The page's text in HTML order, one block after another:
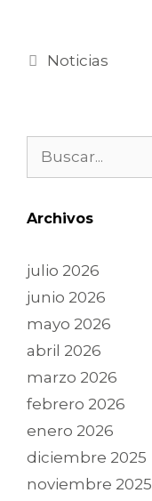
Noticias
Archivos
julio 2026
junio 2026
mayo 2026
abril 2026
marzo 2026
febrero 2026
enero 2026
diciembre 2025
noviembre 2025